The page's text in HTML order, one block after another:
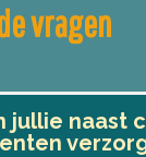
vragen
jullie naast